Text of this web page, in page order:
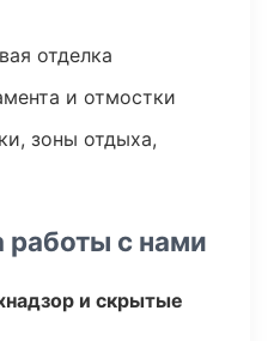
отделка
и отмостки
зоны отдыха,
с нами
и скрытые